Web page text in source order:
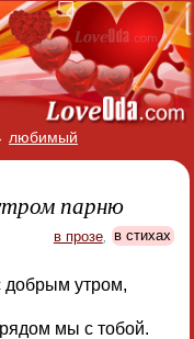
любимый
парню
в прозе, в стихах
утром,
мы с тобой.